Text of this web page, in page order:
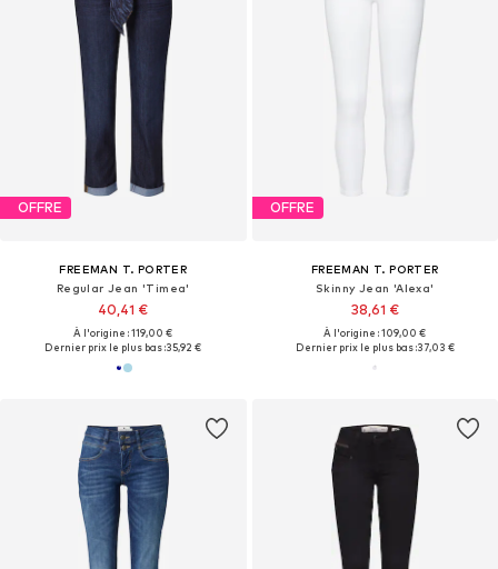
OFFRE
FREEMAN T. PORTER
Regular Jean 'Timea'
40,41 €
À l'origine : 119,00 €
Dernier prix le plus bas :35,92 €
OFFRE
FREEMAN T. PORTER
Skinny Jean 'Alexa'
38,61 €
À l'origine : 109,00 €
Dernier prix le plus bas :37,03 €